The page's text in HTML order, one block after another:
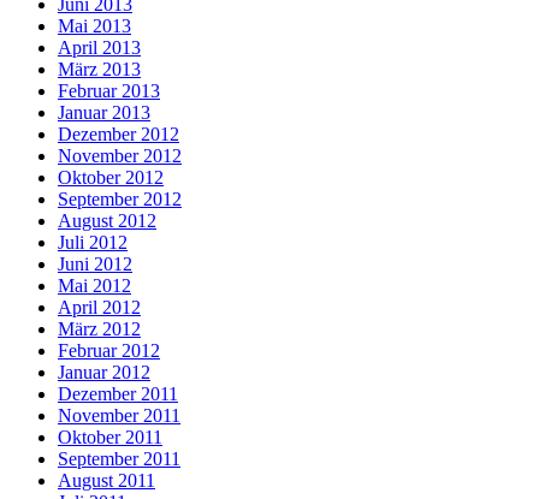
Mai 2013
April 2013
März 2013
Februar 2013
Januar 2013
Dezember 2012
November 2012
Oktober 2012
September 2012
August 2012
Juli 2012
Juni 2012
Mai 2012
April 2012
März 2012
Februar 2012
Januar 2012
Dezember 2011
November 2011
Oktober 2011
September 2011
August 2011